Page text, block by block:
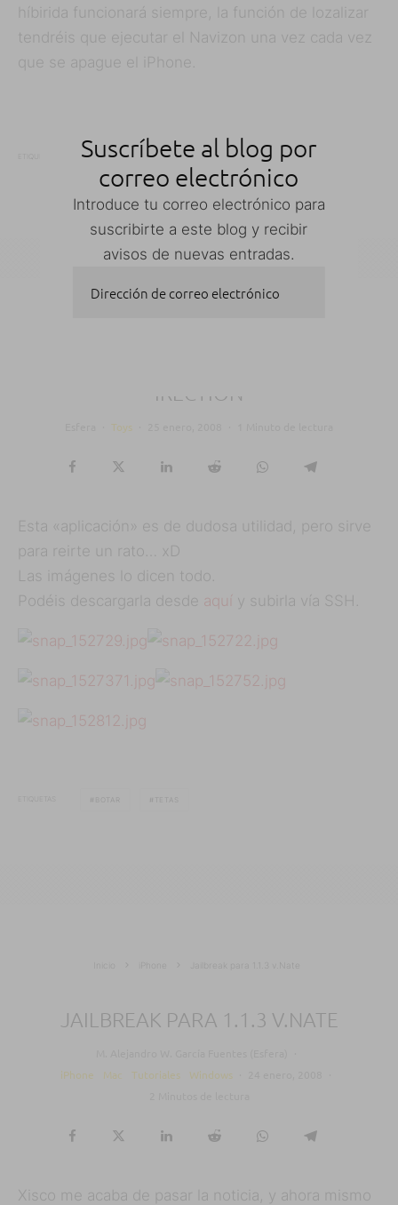
híbirida funcionará siempre, la función de lozalizar
tendréis que ejecutar el Navizon una vez cada vez
que se apague el iPhone.
ETIQUETAS
ACTUALIZAR 1.1.3
IPHONE 1.1.3 JAILBREAK 1.1.3
IRECTION
Toys
Esta «aplicación» es de dudosa utilidad, pero sirve
para reirte un rato… xD
Las imágenes lo dicen todo.
Podéis descargarla desde aquí y subirla vía SSH.
ETIQUETAS BOTAR
Jailbreak para 1.1.3 v.Nate
JAILBREAK PARA 1.1.3 V.NATE
iPhone
Mac Tutoriales Windows
Xisco me acaba de pasar la noticia, y ahora mismo
Suscríbete al blog por
correo electrónico
Introduce tu correo electrónico para
suscribirte a este blog y recibir
avisos de nuevas entradas.